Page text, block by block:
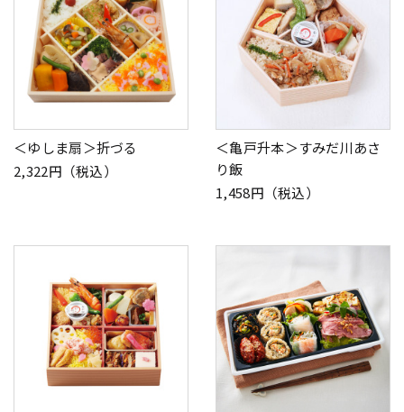
＜ゆしま扇＞折づる
2,322円（税込）
＜亀戸升本＞すみだ川あさ
り飯
1,458円（税込）